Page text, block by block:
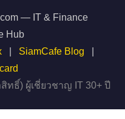
— IT & Finance
Hub
SiamCafe Blog
ธิ์) ผู้เชี่ยวชาญ IT 30+ ปี